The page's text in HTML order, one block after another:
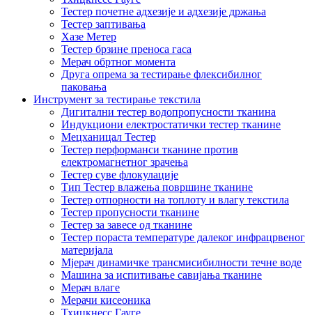
Тестер почетне адхезије и адхезије држања
Тестер заптивања
Хазе Метер
Тестер брзине преноса гаса
Мерач обртног момента
Друга опрема за тестирање флексибилног
паковања
Инструмент за тестирање текстила
Дигитални тестер водопропусности тканина
Индукциони електростатички тестер тканине
Мецханицал Тестер
Тестер перформанси тканине против
електромагнетног зрачења
Тестер суве флокулације
Тип Тестер влажења површине тканине
Тестер отпорности на топлоту и влагу текстила
Тестер пропусности тканине
Тестер за завесе од тканине
Тестер пораста температуре далеког инфрацрвеног
материјала
Мјерач динамичке трансмисибилности течне воде
Машина за испитивање савијања тканине
Мерач влаге
Мерачи кисеоника
Тхицкнесс Гауге